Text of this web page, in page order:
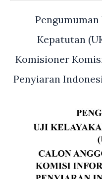
Kepatutan
Komisioner
Penyiaran